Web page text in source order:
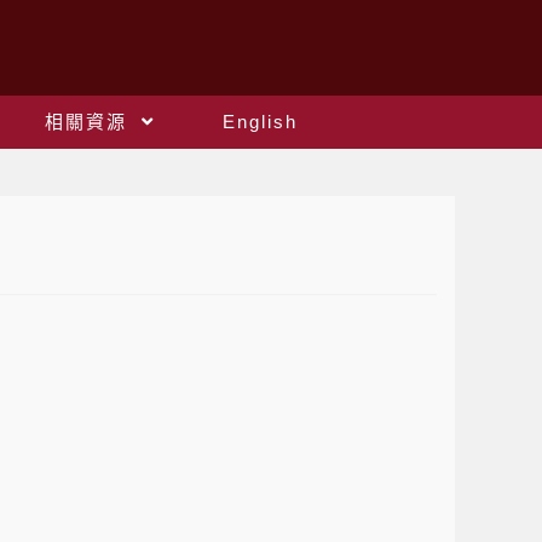
相關資源 English